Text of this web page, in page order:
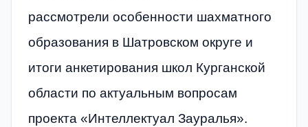
рассмотрели особенности шахматного
образования в Шатровском округе и
итоги анкетирования школ Курганской
области по актуальным вопросам
проекта «Интеллектуал Зауралья».